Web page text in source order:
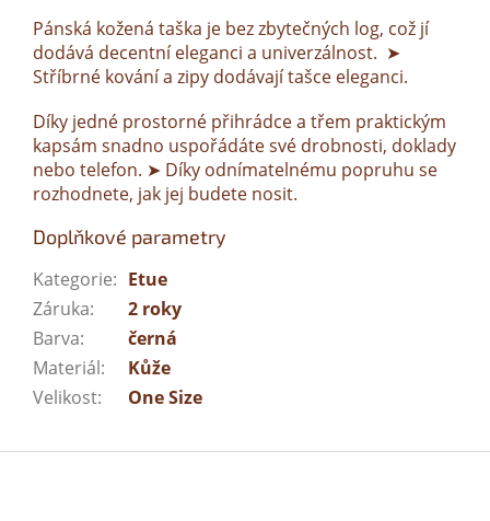
Pánská kožená taška je bez zbytečných log, což jí
dodává decentní eleganci a univerzálnost. ➤
Stříbrné kování a zipy dodávají tašce eleganci.
Díky jedné prostorné přihrádce a třem praktickým
kapsám snadno uspořádáte své drobnosti, doklady
nebo telefon. ➤ Díky odnímatelnému popruhu se
rozhodnete, jak jej budete nosit.
Doplňkové parametry
Kategorie: Etue
Záruka:
2 roky
Barva:
černá
Materiál:
Kůže
Velikost: One Size